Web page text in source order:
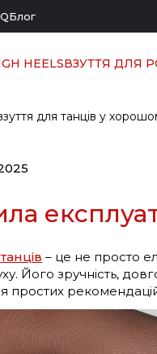
Блог
HEELSВЗУТТЯ ДЛЯ
для танців у
– це не просто
Його зручність,
простих